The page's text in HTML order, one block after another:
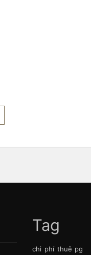
Tag
chi phí thuê pg